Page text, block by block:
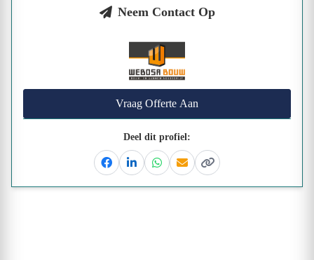
Neem Contact Op
Vraag Offerte Aan
Deel dit profiel:
FacebookLinkedinWhatsapp
EmailKopieer link